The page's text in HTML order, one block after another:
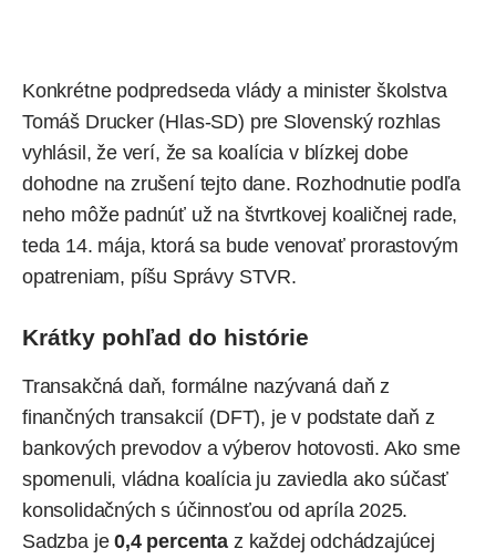
Konkrétne podpredseda vlády a minister školstva
Tomáš Drucker (Hlas-SD) pre Slovenský rozhlas
vyhlásil, že verí, že sa koalícia v blízkej dobe
dohodne na zrušení tejto dane. Rozhodnutie podľa
neho môže padnúť už na štvrtkovej koaličnej rade,
teda 14. mája, ktorá sa bude venovať prorastovým
opatreniam, píšu Správy STVR.
Krátky pohľad do histórie
Transakčná daň, formálne nazývaná daň z
finančných transakcií (DFT), je v podstate daň z
bankových prevodov a výberov hotovosti. Ako sme
spomenuli, vládna koalícia ju zaviedla ako súčasť
konsolidačných s účinnosťou od apríla 2025.
Sadzba je0,4 percenta z každej odchádzajúcej